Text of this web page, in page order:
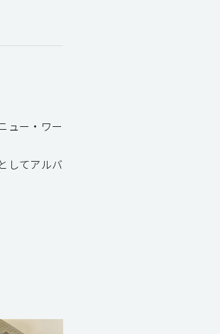
ュー・ワー
してアルバ